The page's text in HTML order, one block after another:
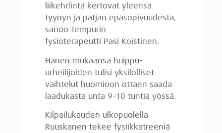
liikehdintä kertovat yleensä
tyynyn ja patjan epäsopivuudesta,
sanoo Tempurin
fysioterapeutti Pasi Koistinen.
Hänen mukaansa huippu-
urheilijoiden tulisi yksilölliset
vaihtelut huomioon ottaen saada
laadukasta unta 9-10 tuntia yössä.
Kilpailukauden ulkopuolella
Ruuskanen tekee fysiikkatreeniä